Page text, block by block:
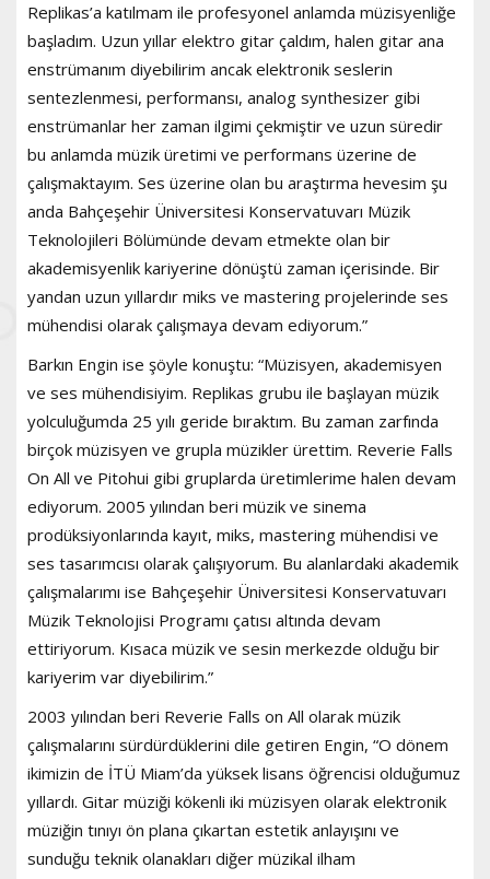
Replikas’a katılmam ile profesyonel anlamda müzisyenliğe
başladım. Uzun yıllar elektro gitar çaldım, halen gitar ana
enstrümanım diyebilirim ancak elektronik seslerin
sentezlenmesi, performansı, analog synthesizer gibi
enstrümanlar her zaman ilgimi çekmiştir ve uzun süredir
bu anlamda müzik üretimi ve performans üzerine de
çalışmaktayım. Ses üzerine olan bu araştırma hevesim şu
anda Bahçeşehir Üniversitesi Konservatuvarı Müzik
Teknolojileri Bölümünde devam etmekte olan bir
akademisyenlik kariyerine dönüştü zaman içerisinde. Bir
yandan uzun yıllardır miks ve mastering projelerinde ses
mühendisi olarak çalışmaya devam ediyorum.”
Barkın Engin ise şöyle konuştu: “Müzisyen, akademisyen
ve ses mühendisiyim. Replikas grubu ile başlayan müzik
yolculuğumda 25 yılı geride bıraktım. Bu zaman zarfında
birçok müzisyen ve grupla müzikler ürettim. Reverie Falls
On All ve Pitohui gibi gruplarda üretimlerime halen devam
ediyorum. 2005 yılından beri müzik ve sinema
prodüksiyonlarında kayıt, miks, mastering mühendisi ve
ses tasarımcısı olarak çalışıyorum. Bu alanlardaki akademik
çalışmalarımı ise Bahçeşehir Üniversitesi Konservatuvarı
Müzik Teknolojisi Programı çatısı altında devam
ettiriyorum. Kısaca müzik ve sesin merkezde olduğu bir
kariyerim var diyebilirim.”
2003 yılından beri Reverie Falls on All olarak müzik
çalışmalarını sürdürdüklerini dile getiren Engin, “O dönem
ikimizin de İTÜ Miam’da yüksek lisans öğrencisi olduğumuz
yıllardı. Gitar müziği kökenli iki müzisyen olarak elektronik
müziğin tınıyı ön plana çıkartan estetik anlayışını ve
sunduğu teknik olanakları diğer müzikal ilham